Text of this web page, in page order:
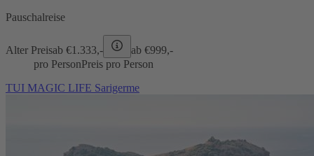
Pauschalreise
Alter Preisab €1.333,- ab €999,-
pro PersonPreis pro Person
TUI MAGIC LIFE Sarigerme